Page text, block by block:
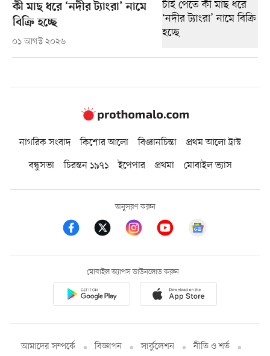
কী মাছ ধরে ‘নদীর ট্যাংরা’ নামে
বিক্রি হচ্ছে
০১ আগস্ট ২০২৬
নাগরিক সংবাদ কিশোর আলো বিজ্ঞানচিন্তা
প্রথম আলো ট্রাস্ট
বন্ধুসভা
চিরন্তন ১৯৭১ ইপেপার প্রথমা মোবাইল ভ্যাস
অনুসরণ করুন
মোবাইল অ্যাপস ডাউনলোড করুন
আমাদের সম্পর্কে বিজ্ঞাপন সার্কুলেশন নীতি ও শর্ত